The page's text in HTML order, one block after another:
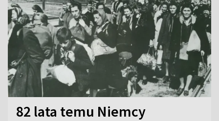
82 lata temu Niemcy